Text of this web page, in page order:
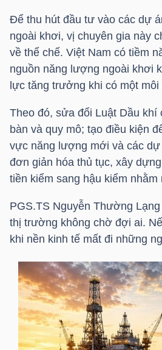
Để thu hút đầu tư vào các dự
ngoài khơi, vị chuyên gia này
về thể chế. Việt Nam có tiềm
nguồn năng lượng ngoài khơi
lực tăng trưởng khi có một
Theo đó, sửa đổi Luật Dầu
bàn và quy mô; tạo điều kiện
vực năng lượng mới và các
đơn giản hóa thủ tục, xây
tiền kiểm sang hậu kiểm
PGS.TS Nguyễn Thường
thị trường không chờ đợi ai.
khi nền kinh tế mất đi những